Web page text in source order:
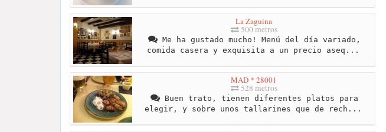
La Zaguina
500 metros
Me ha gustado mucho! Menú del día variado,
comida casera y exquisita a un precio aseq...
MAD * 28001
528 metros
Buen trato, tienen diferentes platos para
elegir, y sobre unos tallarines que de rech...